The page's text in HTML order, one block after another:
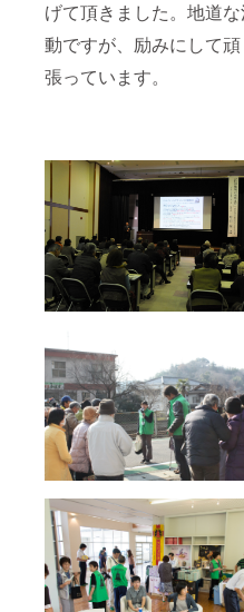
げて頂きました。地道
動ですが、励みにして頑
張っています。